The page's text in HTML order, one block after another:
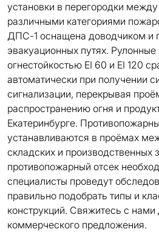
установки в перегородки
различными категориями
ДПС-1 оснащена доводчиком и
эвакуационных путях.
огнестойкостью EI 60 и EI 120
автоматически при получении
сигнализации, перекрывая
распространению огня и
Екатеринбурге.
устанавливаются в проёмах
складских и производственных
противопожарный отсек
специалисты проведут
правильно подобрать типы и
конструкций. Свяжитесь с нами
коммерческого предложения.